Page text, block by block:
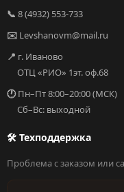
📞 8 (4932) 553-733
✉️ Levshanovm@mail.ru
📍 г. Иваново
ОТЦ «РИО» 1эт. оф.68
🕐Пн–Пт 8:00–20:00 (МСК)
Сб–Вс: выходной
🛠 Техподдержка
Проблема с заказом или